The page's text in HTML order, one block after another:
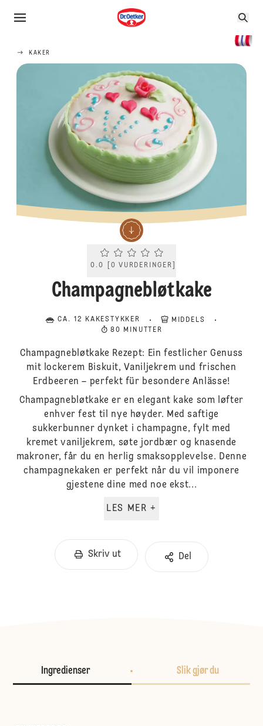
KAKER
Current rating 0.0. Click to rate.
0.0 0 VURDERINGER
Champagnebløtkake
CA. 12 KAKESTYKKER
MIDDELS
80 MINUTTER
Champagnebløtkake Rezept: Ein festlicher Genuss
mit lockerem Biskuit, Vaniljekrem und frischen
Erdbeeren – perfekt für besondere Anlässe!
Champagnebløtkake er en elegant kake som løfter
enhver fest til nye høyder. Med saftige
sukkerbunner dynket i champagne, fylt med
kremet vaniljekrem, søte jordbær og knasende
makroner, får du en herlig smaksopplevelse. Denne
champagnekaken er perfekt når du vil imponere
gjestene dine med noe ekst...
LES MER +
Skriv ut Del
Ingredienser Slik gjør du